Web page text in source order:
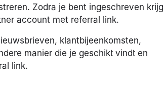
Zodra je bent ingeschreven krijg
account met referral link.
klantbijeenkomsten,
manier die je geschikt vindt en
link.